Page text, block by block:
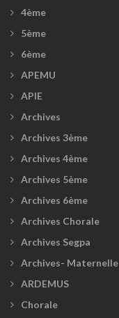
4ème
5ème
6ème
APEMU
APIE
Archives
Archives 3ème
Archives 4ème
Archives 5ème
Archives 6ème
Archives Chorale
Archives Segpa
Archives- Maternelle
ARDEMUS
Chorale